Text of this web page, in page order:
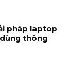
pháp laptop
thông